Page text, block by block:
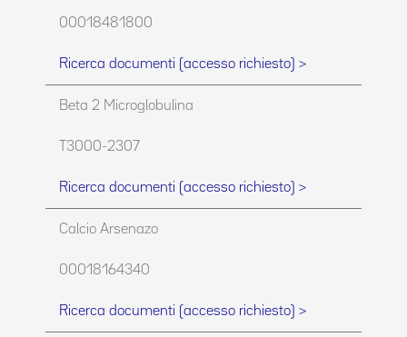
00018481800
Ricerca documenti (accesso richiesto) >
Beta 2 Microglobulina
T3000-2307
Ricerca documenti (accesso richiesto) >
Calcio Arsenazo
00018164340
Ricerca documenti (accesso richiesto) >